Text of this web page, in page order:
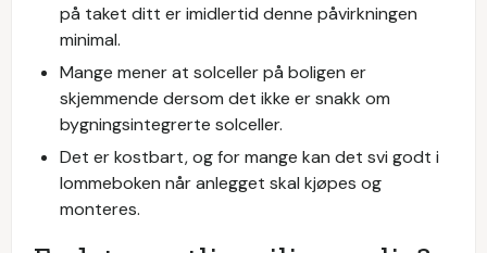
på taket ditt er imidlertid denne påvirkningen
minimal.
Mange mener at solceller på boligen er
skjemmende dersom det ikke er snakk om
bygningsintegrerte solceller.
Det er kostbart, og for mange kan det svi godt i
lommeboken når anlegget skal kjøpes og
monteres.